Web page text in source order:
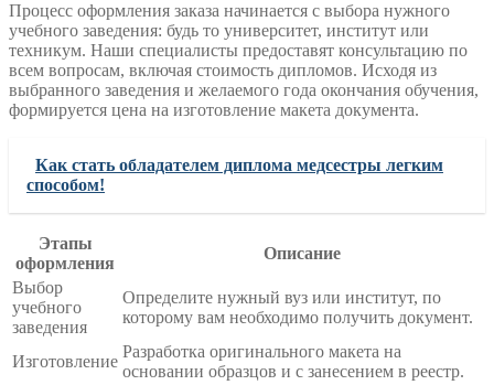
Процесс оформления заказа начинается с выбора нужного
учебного заведения: будь то университет, институт или
техникум. Наши специалисты предоставят консультацию по
всем вопросам, включая стоимость дипломов. Исходя из
выбранного заведения и желаемого года окончания обучения,
формируется цена на изготовление макета документа.
Как стать обладателем диплома медсестры легким
способом!
Этапы
оформления
Описание
Выбор
учебного
заведения
Определите нужный вуз или институт, по
которому вам необходимо получить документ.
Изготовление
Разработка оригинального макета на
основании образцов и с занесением в реестр.